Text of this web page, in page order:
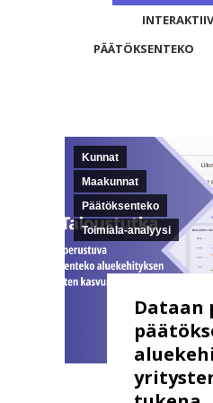
PÄÄTÖKSENTEKO
Kunnat
Maakunnat
Päätöksenteko
Toimiala-analyysi
Dataan